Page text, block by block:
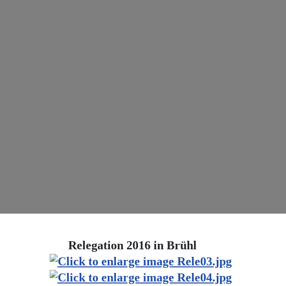
Relegation 2016 in Brühl